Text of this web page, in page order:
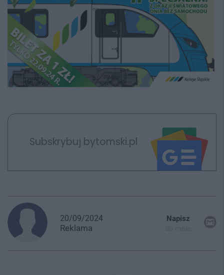
Subskrybuj bytomski.pl
20/09/2024
Reklama
Napisz